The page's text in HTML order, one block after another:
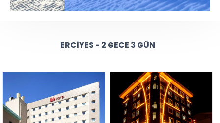
ERCIYES - 2 GECE 3 GÜN